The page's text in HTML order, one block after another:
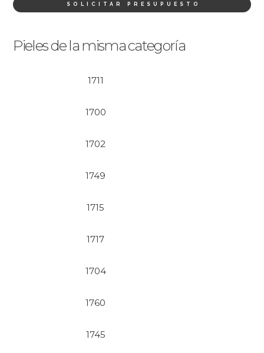
SOLICITAR PRESUPUESTO
Pieles de la misma categoría
1711
1700
1702
1749
1715
1717
1704
1760
1745